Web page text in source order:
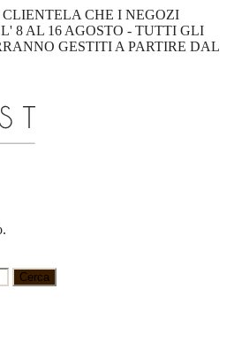
CHE I NEGOZI
8 AL 16 AGOSTO - TUTTI GLI
GESTITI A PARTIRE DAL